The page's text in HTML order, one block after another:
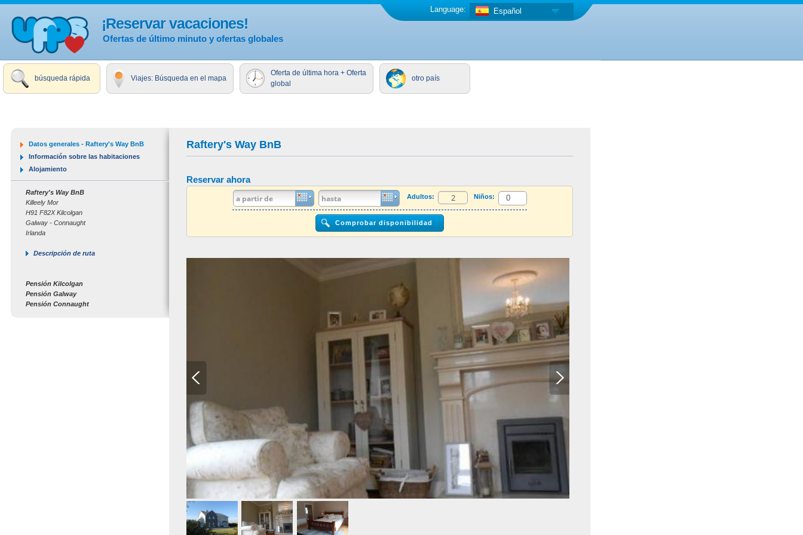
¡Reservar vacaciones!
Ofertas de último minuto y ofertas globales
Español
Language:
búsqueda rápida Viajes: Búsqueda en el mapa
Oferta de última hora + Oferta
global
otro país
Raftery's Way BnB
Reservar ahora
Adultos: Niños:
Datos generales - Raftery's Way BnB
Información sobre las habitaciones
Alojamiento
Raftery's Way BnB
Killeely Mor
H91 F82X Kilcolgan
Galway - Connaught
Irlanda
Descripción de ruta
Pensión Kilcolgan
Pensión Galway
Pensión Connaught